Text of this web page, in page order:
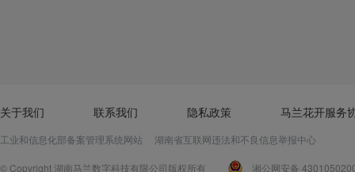
关于我们 联系我们 隐私政策 马兰花开服务
工业和信息化部备案管理系统网站 湖南省互联网违法和不良信息举报中心
© Copyright 湖南马兰数字科技有限公司版权所有
湘公网安备